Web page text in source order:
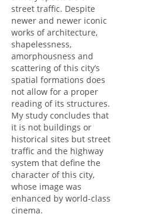
street traffic. Despite
newer and newer iconic
works of architecture,
shapelessness,
amorphousness and
scattering of this city’s
spatial formations does
not allow for a proper
reading of its structures.
My study concludes that
it is not buildings or
historical sites but street
traffic and the highway
system that define the
character of this city,
whose image was
enhanced by world-class
cinema.